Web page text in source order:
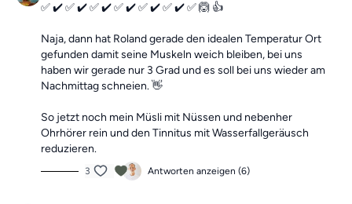
✅ ✔️ ✅ ✔️ ✅ ✔️ ✅ ✔️ ✅ ✔️ ✅ ✔️ ✅ 🙆 👍
Naja, dann hat Roland gerade den idealen Temperatur Ort
gefunden damit seine Muskeln weich bleiben, bei uns
haben wir gerade nur 3 Grad und es soll bei uns wieder am
Nachmittag schneien. 👋
So jetzt noch mein Müsli mit Nüssen und nebenher
Ohrhörer rein und den Tinnitus mit Wasserfallgeräusch
reduzieren.
3 Antworten anzeigen (6)